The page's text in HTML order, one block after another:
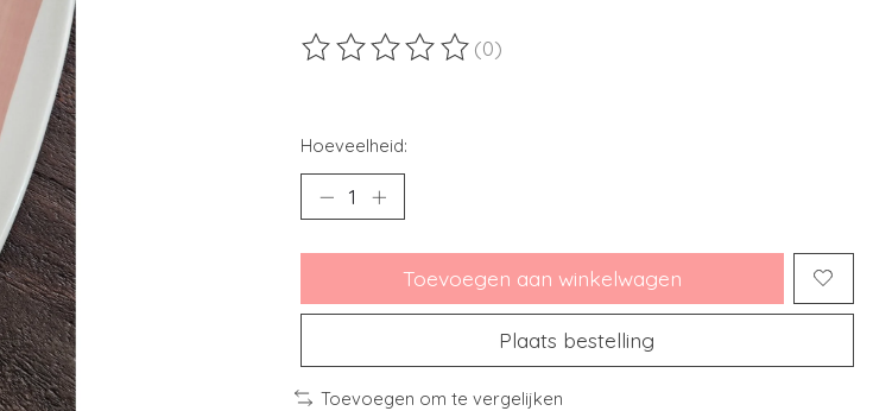
De beoordeling van dit product is
(0)
Hoeveelheid:
Toevoegen aan winkelwagen
Plaats bestelling
Toevoegen om te vergelijken